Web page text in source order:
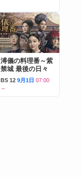
溥儀の料理番～紫
禁城 最後の日々
BS 12 9月1日 07:00
～